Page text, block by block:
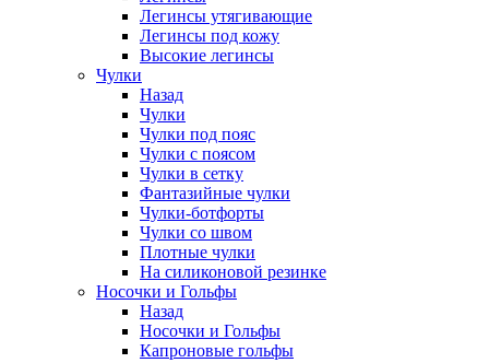
Легинсы утягивающие
Легинсы под кожу
Высокие легинсы
Чулки
Назад
Чулки
Чулки под пояс
Чулки с поясом
Чулки в сетку
Фантазийные чулки
Чулки-ботфорты
Чулки со швом
Плотные чулки
На силиконовой резинке
Носочки и Гольфы
Назад
Носочки и Гольфы
Капроновые гольфы